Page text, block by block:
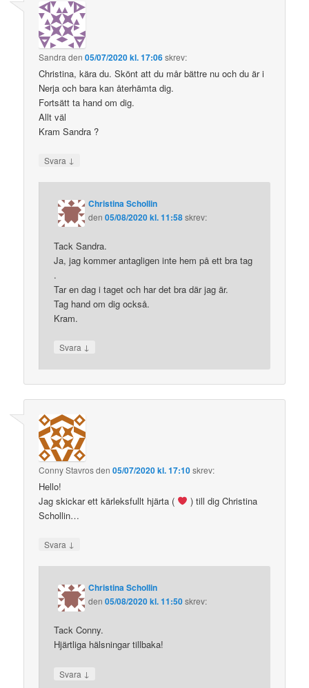
Sandra den05/07/2020 kl. 17:06skrev:
Christina, kära du. Skönt att du mår bättre nu och du är i
Nerja och bara kan återhämta dig.
Fortsätt ta hand om dig.
Allt väl
Kram Sandra ?
Svara ↓
Christina Schollin
den05/08/2020 kl. 11:58skrev:
Tack Sandra.
Ja, jag kommer antagligen inte hem på ett bra tag
.
Tar en dag i taget och har det bra där jag är.
Tag hand om dig också.
Kram.
Svara ↓
Conny Stavrosden05/07/2020 kl. 17:10skrev:
Hello!
Jag skickar ett kärleksfullt hjärta (
) till dig Christina
Schollin…
Svara ↓
Christina Schollin
den05/08/2020 kl. 11:50skrev:
Tack Conny.
Hjärtliga hälsningar tillbaka!
Svara ↓